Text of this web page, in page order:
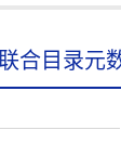
合目录元